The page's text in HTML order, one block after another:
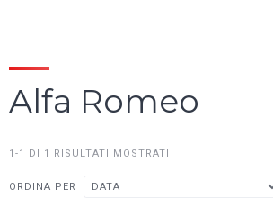
Alfa Romeo
1-1 DI 1 RISULTATI MOSTRATI
ORDINA PER